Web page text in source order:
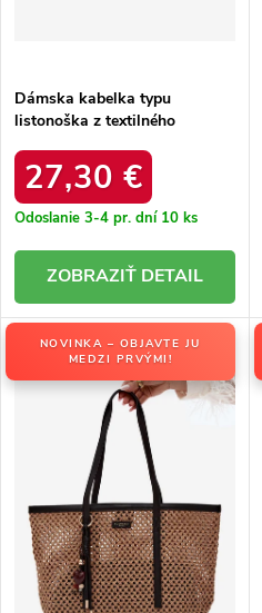
Dámska kabelka typu
listonoška z textilného
na každý deň / rr574297
27,30 €
Odoslanie 3-4 pr. dní 10 ks
DETAIL
NOVINKA – OBJAVTE JU
MEDZI PRVÝMI!